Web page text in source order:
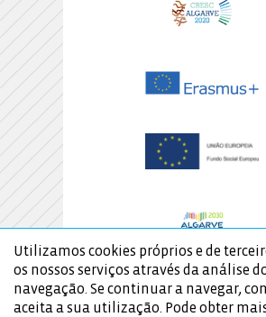
Utilizamos cookies próprios e de
os nossos serviços através da análise
navegação. Se continuar a navegar,
aceita a sua utilização. Pode obter